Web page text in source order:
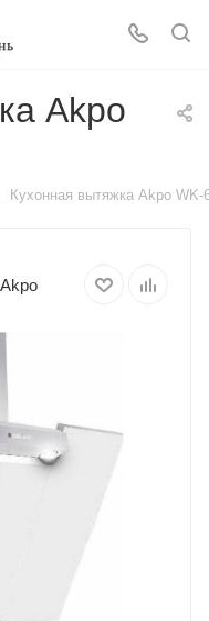
Akpo
Кухонная вытяжка Akpo WK-
Akpo